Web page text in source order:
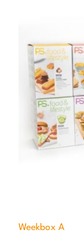
Weekbox A